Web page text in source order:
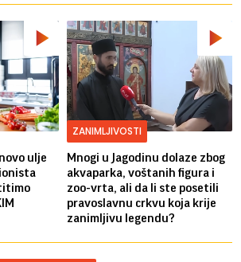
ulje
ZANIMLJIVOSTI
Mnogi u Jagodinu dolaze zbog
akvaparka, voštanih figura i
zoo-vrta, ali da li ste posetili
pravoslavnu crkvu koja krije
zanimljivu legendu?